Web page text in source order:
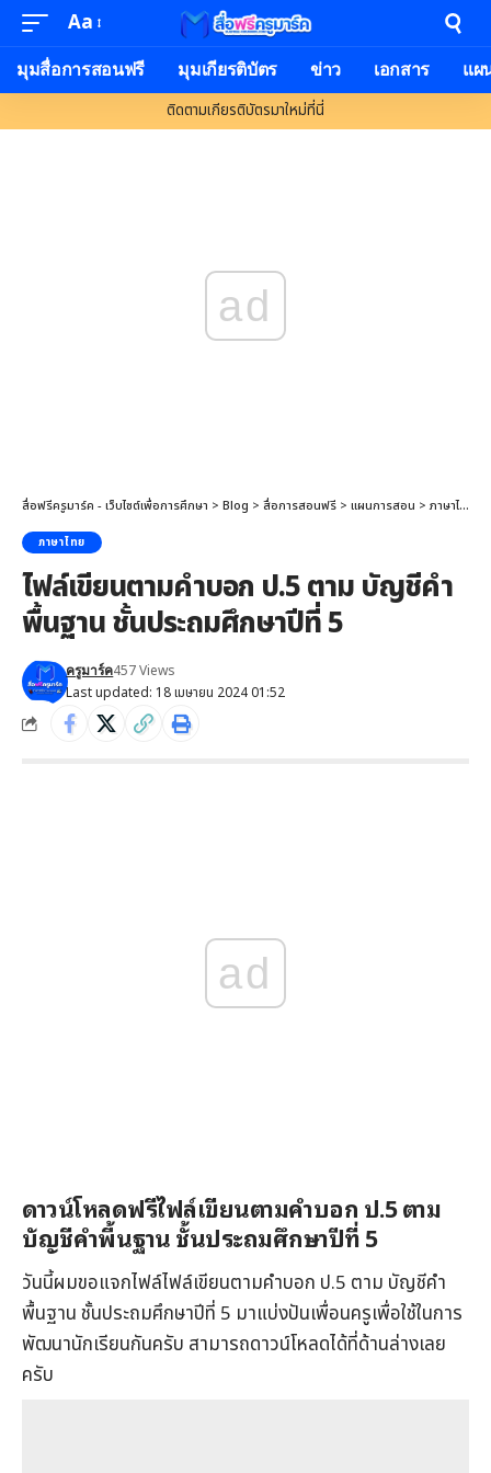
Font
Resizer
Aa
มุมสื่อการสอนฟรี มุมเกียรติบัตร ข่าว เอกสาร แผ
ติดตามเกียรติบัตรมาใหม่ที่นี่
ad
สื่อฟรีครูมาร์ค - เว็บไซต์เพื่อการศึกษา > Blog > สื่อการสอนฟรี > แผนการสอน > ภาษาไทย
ภาษาไทย
ไฟล์เขียนตามคำบอก ป.5 ตาม บัญชีคำ
พื้นฐาน ชั้นประถมศึกษาปีที่ 5
Last updated: 18 เมษายน 2024 01:52
ครูมาร์ค457 Views
ad
ดาวน์โหลดฟรีไฟล์เขียนตามคำบอก ป.5 ตาม
บัญชีคำพื้นฐาน ชั้นประถมศึกษาปีที่ 5
วันนี้ผมขอแจกไฟล์ไฟล์เขียนตามคำบอก ป.5 ตาม บัญชีคำ
พื้นฐาน ชั้นประถมศึกษาปีที่ 5 มาแบ่งปันเพื่อนครูเพื่อใช้ในการ
พัฒนานักเรียนกันครับ สามารถดาวน์โหลดได้ที่ด้านล่างเลย
ครับ